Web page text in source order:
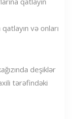
qatlayın və onları
deşiklər
tərəfindəki